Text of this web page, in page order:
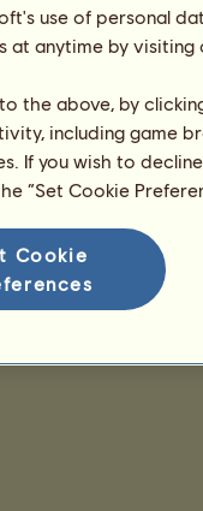
use of personal
at anytime by
the above, by
including game
If you wish to
“Set Cookie
Cookie